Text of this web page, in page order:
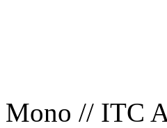
Mono // ITC